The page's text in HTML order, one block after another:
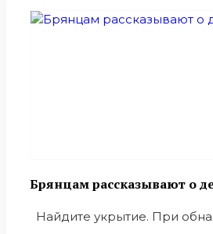
Брянцам рассказывают о
Найдите укрытие. При